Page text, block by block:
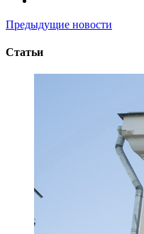
Предыдущие новости
Статьи